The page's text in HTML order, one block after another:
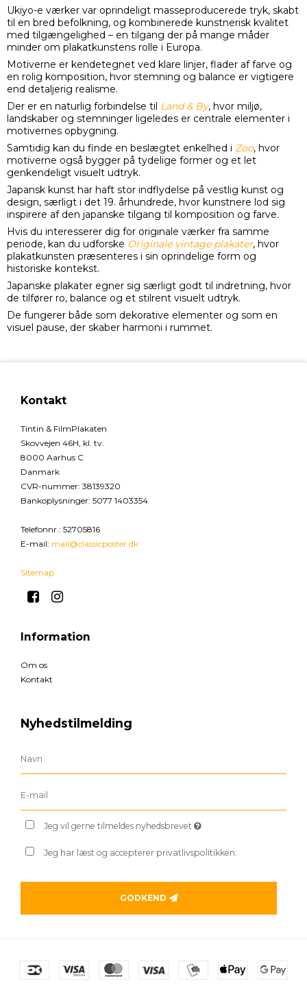
Ukiyo-e værker var oprindeligt masseproducerede tryk, skabt
til en bred befolkning, og kombinerede kunstnerisk kvalitet
med tilgængelighed – en tilgang der på mange måder
minder om plakatkunstens rolle i Europa.
Motiverne er kendetegnet ved klare linjer, flader af farve og
en rolig komposition, hvor stemning og balance er vigtigere
end detaljerig realisme.
Der er en naturlig forbindelse til Land & By, hvor miljø,
landskaber og stemninger ligeledes er centrale elementer i
motivernes opbygning.
Samtidig kan du finde en beslægtet enkelhed i Zoo, hvor
motiverne også bygger på tydelige former og et let
genkendeligt visuelt udtryk.
Japansk kunst har haft stor indflydelse på vestlig kunst og
design, særligt i det 19. århundrede, hvor kunstnere lod sig
inspirere af den japanske tilgang til komposition og farve.
Hvis du interesserer dig for originale værker fra samme
periode, kan du udforske Originale vintage plakater, hvor
plakatkunsten præsenteres i sin oprindelige form og
historiske kontekst.
Japanske plakater egner sig særligt godt til indretning, hvor
de tilfører ro, balance og et stilrent visuelt udtryk.
De fungerer både som dekorative elementer og som en
visuel pause, der skaber harmoni i rummet.
Kontakt
Tintin & FilmPlakaten
Skovvejen 46H, kl. tv.
8000 Aarhus C
Danmark
CVR-nummer: 38139320
Bankoplysninger: 5077 1403354
Telefonnr. : 52705816
E-mail: mail@classicposter.dk
Sitemap
Information
Om os
Kontakt
Nyhedstilmelding
Jeg vil gerne tilmeldes nyhedsbrevet
Jeg har læst og accepterer privatlivspolitikken.
GODKEND